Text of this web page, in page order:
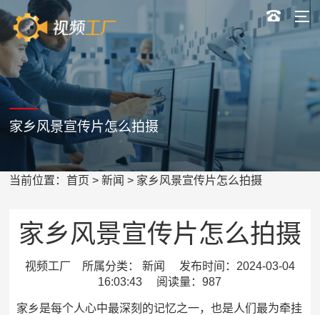
家乡风景宣传片怎么拍摄
当前位置：首页 >新闻 > 家乡风景宣传片怎么拍摄
家乡风景宣传片怎么拍摄
视频工厂 所属分类： 新闻 发布时间：2024-03-04
16:03:43 阅读量：987
家乡是每个人心中最深刻的记忆之一，也是人们最为牵挂